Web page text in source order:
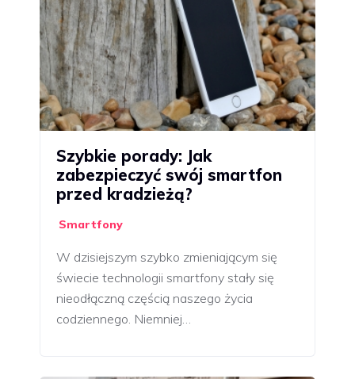
Szybkie porady: Jak
zabezpieczyć swój smartfon
przed kradzieżą?
Smartfony
W dzisiejszym szybko zmieniającym się
świecie technologii smartfony stały się
nieodłączną częścią naszego życia
codziennego. Niemniej…